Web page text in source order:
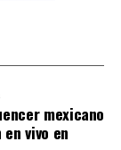
segundo
del 20 %
2025.mexicano
vivo en